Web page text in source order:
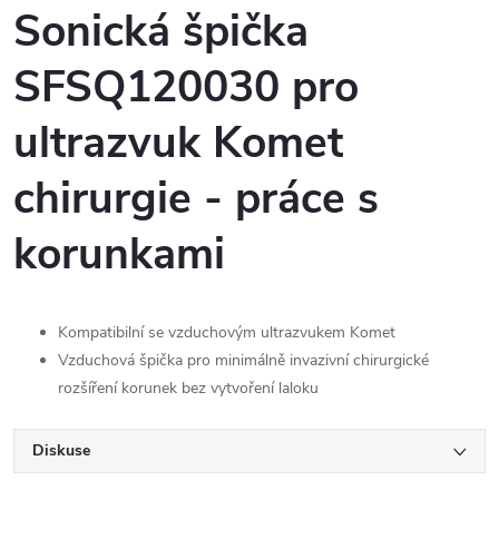
Sonická špička
SFSQ120030 pro
ultrazvuk Komet
chirurgie - práce s
korunkami
Kompatibilní se vzduchovým ultrazvukem Komet
Vzduchová špička pro minimálně invazivní chirurgické
rozšíření korunek bez vytvoření laloku
Diskuse